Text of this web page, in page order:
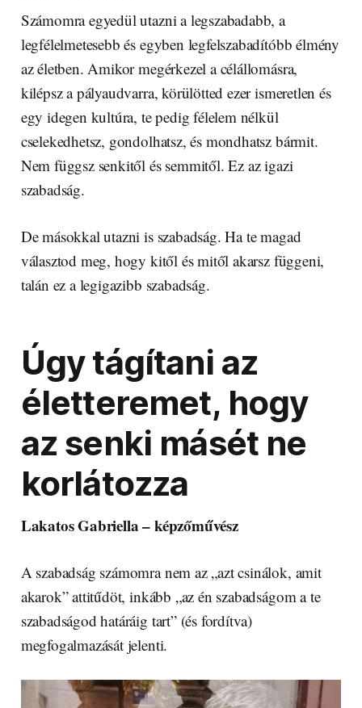
Számomra egyedül utazni a legszabadabb, a
legfélelmetesebb és egyben legfelszabadítóbb élmény
az életben. Amikor megérkezel a célállomásra,
kilépsz a pályaudvarra, körülötted ezer ismeretlen és
egy idegen kultúra, te pedig félelem nélkül
cselekedhetsz, gondolhatsz, és mondhatsz bármit.
Nem függsz senkitől és semmitől. Ez az igazi
szabadság.
De másokkal utazni is szabadság. Ha te magad
választod meg, hogy kitől és mitől akarsz függeni,
talán ez a legigazibb szabadság.
Úgy tágítani az
életteremet, hogy
az senki másét ne
korlátozza
Lakatos Gabriella – képzőművész
A szabadság számomra nem az „azt csinálok, amit
akarok” attitűdöt, inkább „az én szabadságom a te
szabadságod határáig tart” (és fordítva)
megfogalmazását jelenti.